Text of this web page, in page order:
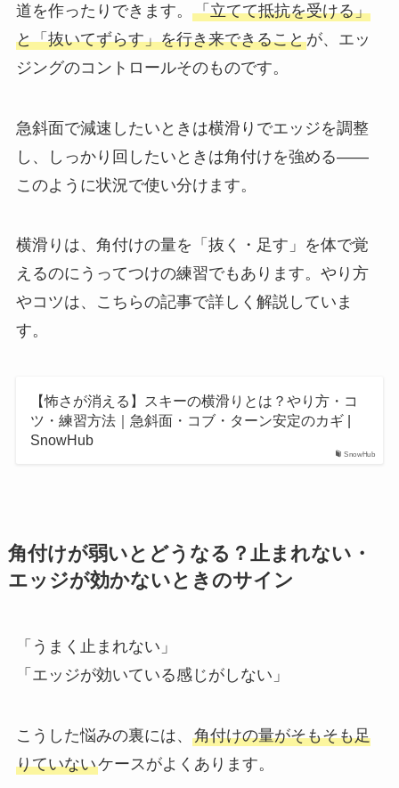
道を作ったりできます。 「立てて抵抗を受ける」
と「抜いてずらす」を行き来できることが、エッ
ジングのコントロールそのものです。
急斜面で減速したいときは横滑りでエッジを調整
し、しっかり回したいときは角付けを強める——
このように状況で使い分けます。
横滑りは、角付けの量を「抜く・足す」を体で覚
えるのにうってつけの練習でもあります。やり方
やコツは、こちらの記事で詳しく解説していま
す。
SnowHub
【怖さが消える】スキーの横滑りとは？やり方・コ
ツ・練習方法｜急斜面・コブ・ターン安定のカギ |
SnowHub
角付けが弱いとどうなる？止まれない・
エッジが効かないときのサイン
「うまく止まれない」
「エッジが効いている感じがしない」
こうした悩みの裏には、 角付けの量がそもそも足
りていないケースがよくあります。